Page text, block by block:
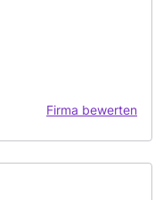
Firma bewerten